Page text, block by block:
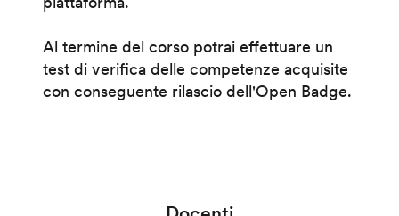
Al termine del corso potrai effettuare un
test di verifica delle competenze acquisite
con conseguente rilascio dell'Open Badge.